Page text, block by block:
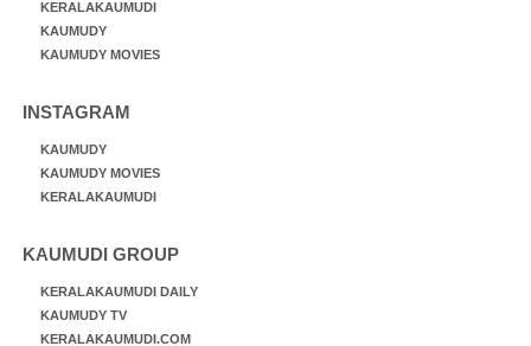
KERALAKAUMUDI
KAUMUDY
KAUMUDY MOVIES
INSTAGRAM
KAUMUDY
KAUMUDY MOVIES
KERALAKAUMUDI
KAUMUDI GROUP
KERALAKAUMUDI DAILY
KAUMUDY TV
KERALAKAUMUDI.COM